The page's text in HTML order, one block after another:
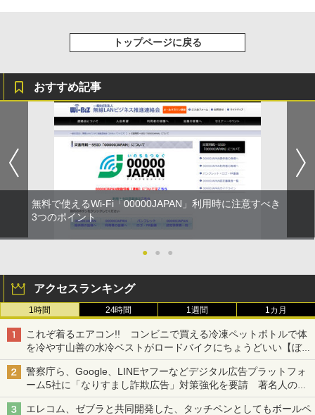
トップページに戻る
おすすめ記事
無料で使えるWi-Fi「00000JAPAN」利用時に注意すべき
3つのポイント
● ● ●
アクセスランキング
1時間 24時間 1週間 1カ月
これぞ着るエアコン!! コンビニで買える冷凍ペットボトルで体
を冷やす山善の水冷ベストがロードバイクにちょうどいい【ぼっ
ち・ざ・ろーど！その14】【空いた時間でなにしてる？】
警察庁ら、Google、LINEヤフーなどデジタル広告プラットフォ
ーム5社に「なりすまし詐欺広告」対策強化を要請 著名人の写
真や映像を使った投資詐欺などへの対策として
エレコム、ゼブラと共同開発した、タッチペンとしてもボールペ